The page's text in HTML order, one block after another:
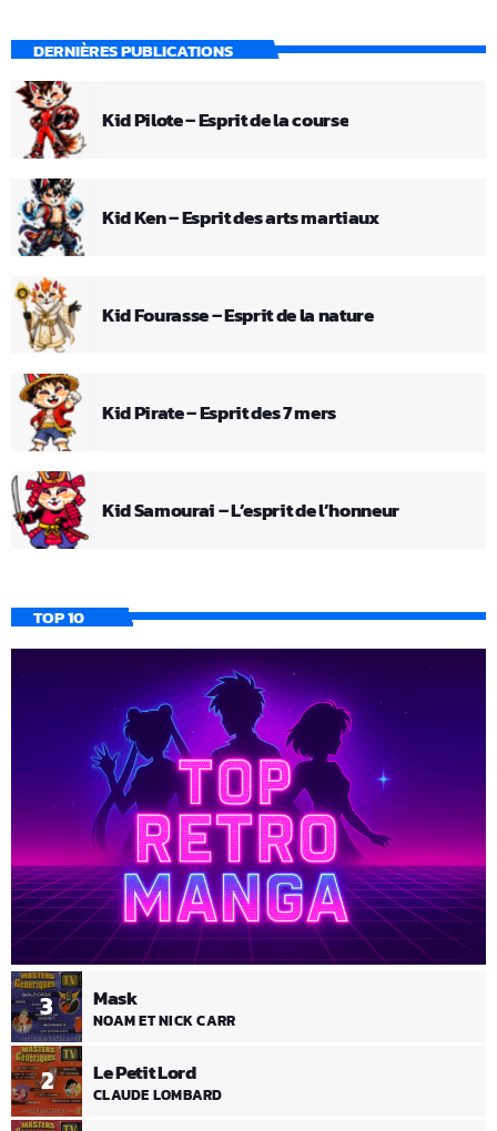
DERNIÈRES PUBLICATIONS
Kid Pilote – Esprit de la course
Kid Ken – Esprit des arts martiaux
Kid Fourasse – Esprit de la nature
Kid Pirate – Esprit des 7 mers
Kid Samourai – L’esprit de l’honneur
TOP 10
2 Le Petit Lord
CLAUDE LOMBARD
3 Mask
NOAM ET NICK CARR